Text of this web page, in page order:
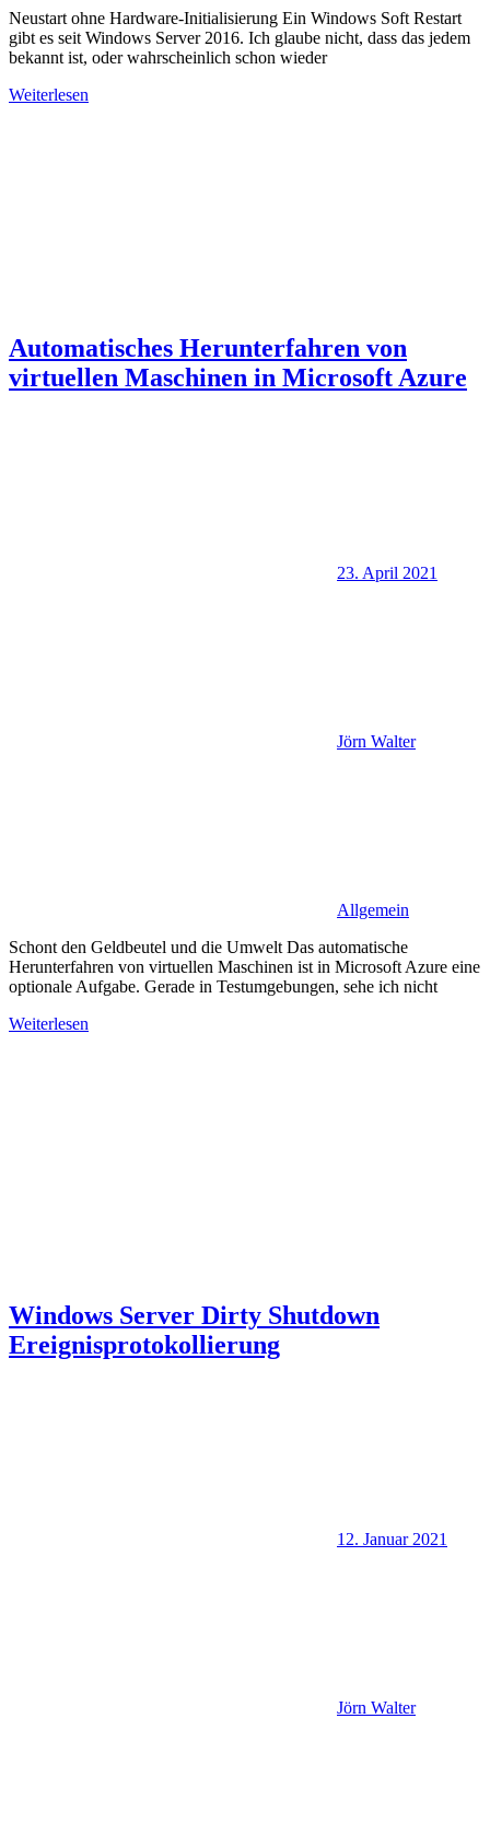
Neustart ohne Hardware-Initialisierung Ein Windows Soft Restart
gibt es seit Windows Server 2016. Ich glaube nicht, dass das jedem
bekannt ist, oder wahrscheinlich schon wieder
Weiterlesen
Automatisches Herunterfahren von
virtuellen Maschinen in Microsoft Azure
23. April 2021
Jörn Walter
Allgemein
Schont den Geldbeutel und die Umwelt Das automatische
Herunterfahren von virtuellen Maschinen ist in Microsoft Azure eine
optionale Aufgabe. Gerade in Testumgebungen, sehe ich nicht
Weiterlesen
Windows Server Dirty Shutdown
Ereignisprotokollierung
12. Januar 2021
Jörn Walter